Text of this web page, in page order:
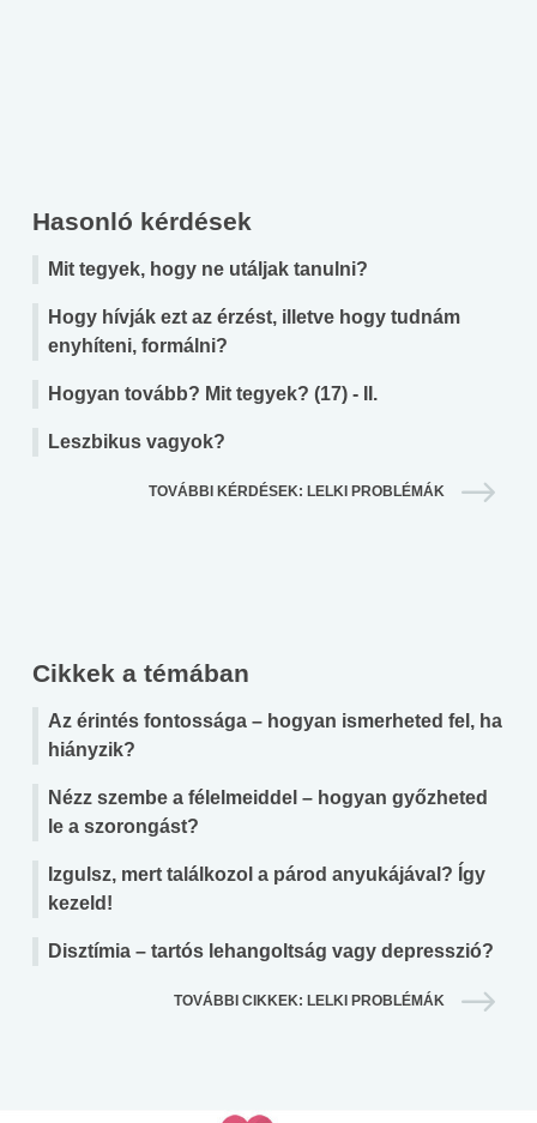
Hasonló kérdések
Mit tegyek, hogy ne utáljak tanulni?
Hogy hívják ezt az érzést, illetve hogy tudnám
enyhíteni, formálni?
Hogyan tovább? Mit tegyek? (17) - II.
Leszbikus vagyok?
TOVÁBBI KÉRDÉSEK: LELKI PROBLÉMÁK
Cikkek a témában
Az érintés fontossága – hogyan ismerheted fel, ha
hiányzik?
Nézz szembe a félelmeiddel – hogyan győzheted
le a szorongást?
Izgulsz, mert találkozol a párod anyukájával? Így
kezeld!
Disztímia – tartós lehangoltság vagy depresszió?
TOVÁBBI CIKKEK: LELKI PROBLÉMÁK